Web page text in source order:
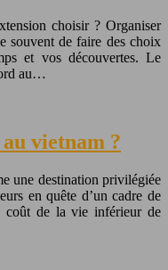
choisir ? Organiser
souvent de faire des choix
et vos découvertes. Le
au…
vietnam ?
une destination privilégiée
en quête d’un cadre de
coût de la vie inférieur de